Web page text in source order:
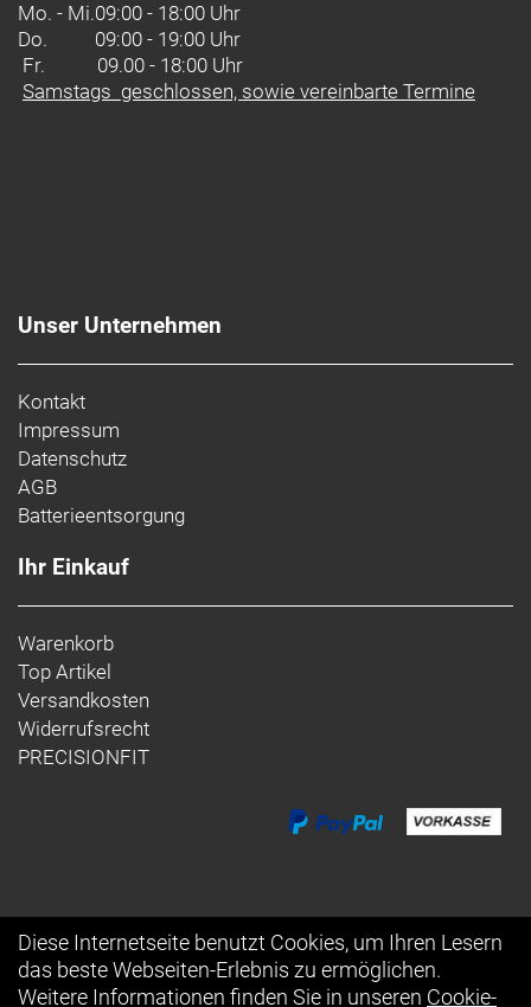
Mo. - Mi.09:00 - 18:00 Uhr
Do.
09:00 - 19:00 Uhr
Fr. 09.00 - 18:00 Uhr
Samstags geschlossen, sowie vereinbarte Termine
Unser Unternehmen
Kontakt
Impressum
Datenschutz
AGB
Batterieentsorgung
Ihr Einkauf
Warenkorb
Top Artikel
Versandkosten
Widerrufsrecht
PRECISIONFIT
Diese Internetseite benutzt Cookies, um Ihren Lesern
das beste Webseiten-Erlebnis zu ermöglichen.
Weitere Informationen finden Sie in unseren Cookie-
Auftrag widerrufen